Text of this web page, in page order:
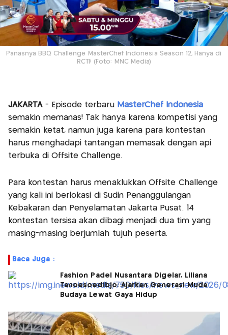
Panasnya BBQ Challenge MasterChef Indonesia Season 12, Hanya di
RCTI! (Foto: MNC Media)
JAKARTA- Episode terbaru MasterChef Indonesia
semakin memanas! Tak hanya karena kompetisi yang
semakin ketat, namun juga karena para kontestan
harus menghadapi tantangan memasak dengan api
terbuka di Offsite Challenge.
Para kontestan harus menaklukkan Offsite Challenge
yang kali ini berlokasi di Sudin Penanggulangan
Kebakaran dan Penyelamatan Jakarta Pusat. 14
kontestan tersisa akan dibagi menjadi dua tim yang
masing-masing berjumlah tujuh peserta.
Baca Juga :
Fashion Padel Nusantara Digelar, Liliana
Tanoesoedibjo: Ajarkan Generasi Muda
Budaya Lewat Gaya Hidup